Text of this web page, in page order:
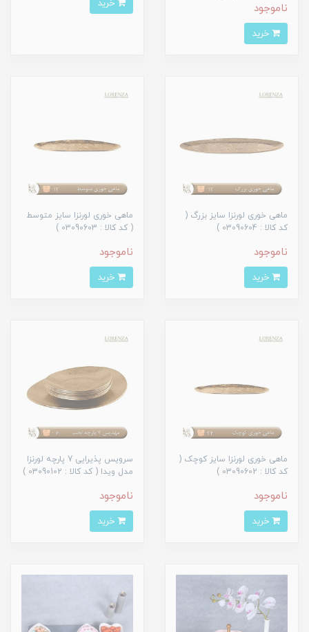
ناموجود
ماهی خوری لورنزا سایز بزرگ (
کد کالا : 03090604 )
ناموجود
ماهی خوری لورنزا سایز متوسط
( کد کالا : 03090603 )
ناموجود
ماهی خوری لورنزا سایز کوچک (
کد کالا : 03090602 )
ناموجود
سرویس پذیرایی 7 پارچه لورنزا
مدل ویدا ( کد کالا : 03090102 )
ناموجود